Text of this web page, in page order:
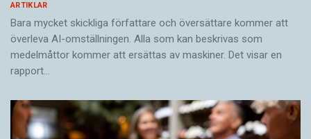
ARTIKLAR
Bara mycket skickliga författare och översättare ­kommer att
överleva AI-omställningen. Alla som kan beskrivas som
medelmåttor kommer att ersättas av maskiner. Det visar en
rapport…